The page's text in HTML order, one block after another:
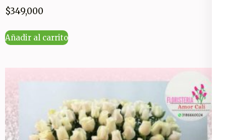
$349,000
Añadir al carrito